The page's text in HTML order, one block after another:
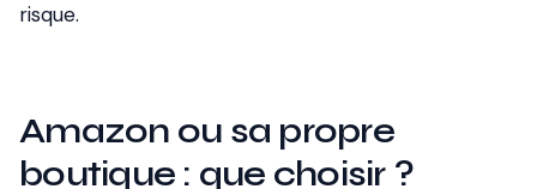
risque.
Amazon ou sa propre
boutique : que choisir ?